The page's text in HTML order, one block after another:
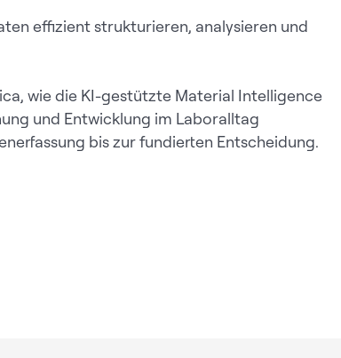
effizient strukturieren, analysieren und
wie die KI-gestützte Material Intelligence
und Entwicklung im Laboralltag
bis zur fundierten Entscheidung.